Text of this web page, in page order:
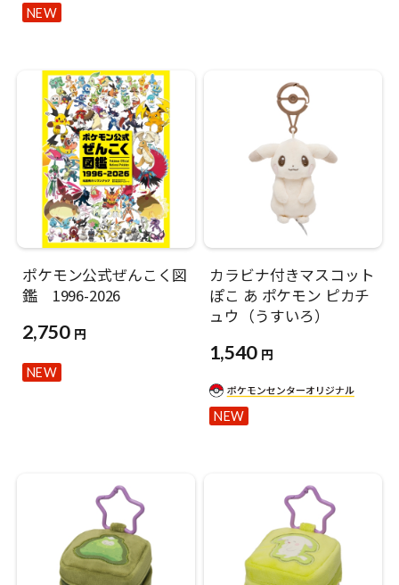
NEW
ポケモン公式ぜんこく図
鑑 1996-2026
2,750 円
NEW
カラビナ付きマスコット
ぽこ あ ポケモン ピカチ
ュウ（うすいろ）
1,540 円
NEW